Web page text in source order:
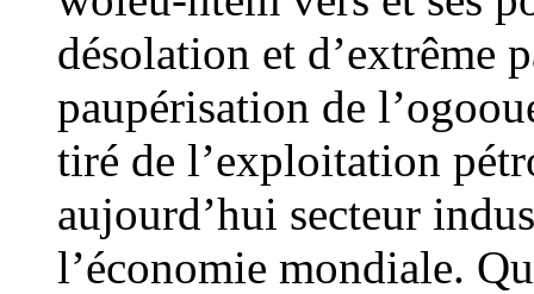
désolation et d’extrême
paupérisation de
tiré de l’exploitation
aujourd’hui secteur
l’économie mondiale.